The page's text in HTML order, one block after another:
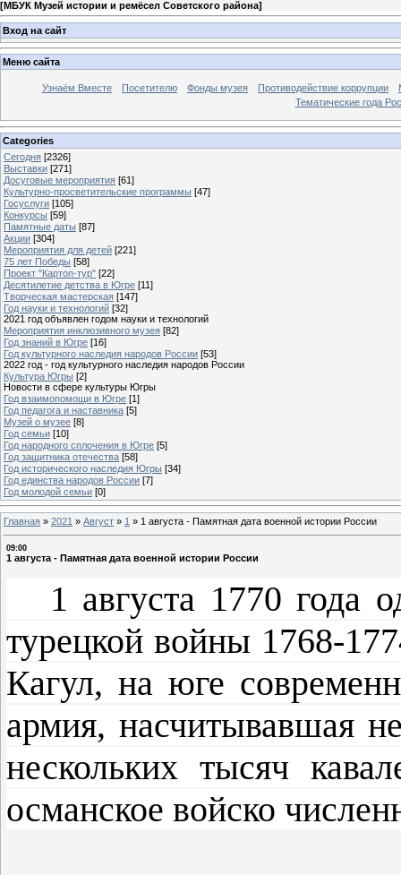
[МБУК Музей истории и ремёсел Советского района]
Вход на сайт
Меню сайта
Узнаём Вместе Посетителю Фонды музея Противодействие коррупции
Тематические года
Categories
Сегодня [2326]
Выставки [271]
Досуговые мероприятия [61]
Культурно-просветительские программы [47]
Госуслуги [105]
Конкурсы [59]
Памятные даты [87]
Акции [304]
Мероприятия для детей [221]
75 лет Победы [58]
Проект "Картоп-тур" [22]
Десятилетие детства в Югре [11]
Творческая мастерская [147]
Год науки и технологий [32]
2021 год объявлен годом науки и технологий
Мероприятия инклюзивного музея [82]
Год знаний в Югре [16]
Год культурного наследия народов России [53]
2022 год - год культурного наследия народов России
Культура Югры [2]
Новости в сфере культуры Югры
Год взаимопомощи в Югре [1]
Год педагога и наставника [5]
Музей о музее [8]
Год семьи [10]
Год народного сплочения в Югре [5]
Год защитника отечества [58]
Год исторического наследия Югры [34]
Год единства народов России [7]
Год молодой семьи [0]
Главная » 2021 » Август » 1 » 1 августа - Памятная дата военной истории России
09:00
1 августа - Памятная дата военной истории России
1 августа 1770 года
турецкой войны 1768-
Кагул, на юге
армия, насчитывавшая
нескольких тысяч
османское войско